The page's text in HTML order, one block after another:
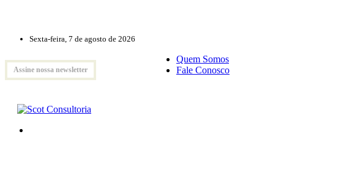
Sexta-feira, 7 de agosto de 2026
Assine nossa newsletter
Quem Somos
Fale Conosco